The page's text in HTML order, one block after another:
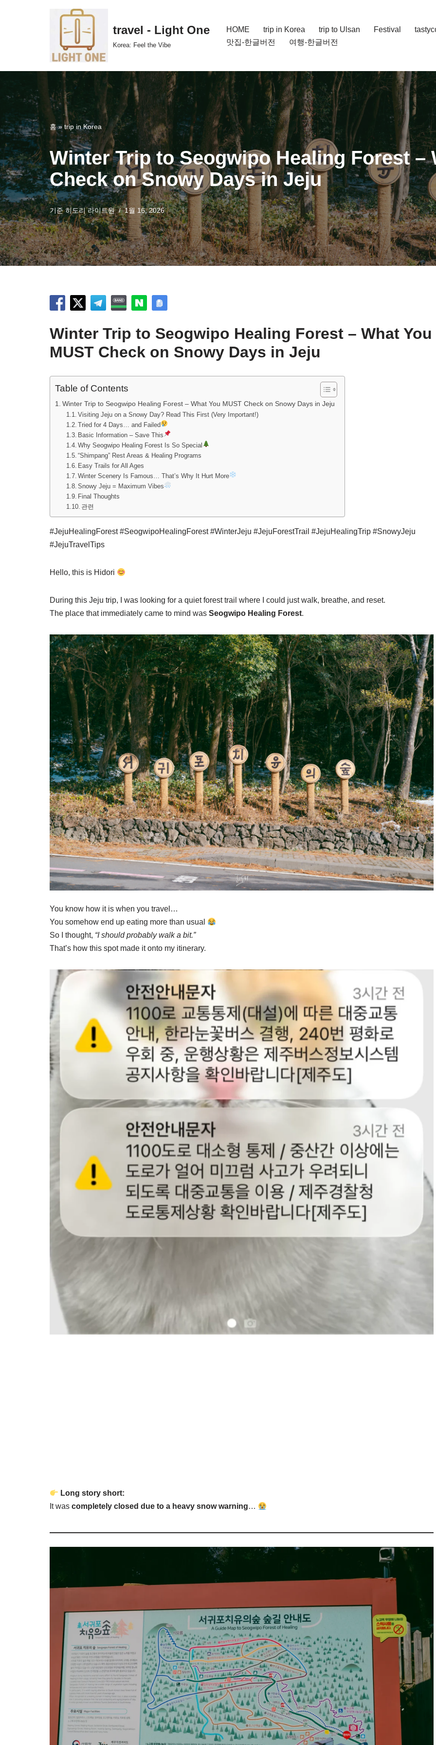
travel - Light One
Korea: Feel the Vibe
HOME trip in Korea trip to Ulsan Festival
맛집-한글버전
여행-한글버전
홈» trip in Korea
Winter Trip to Seogwipo Healing Forest –
Check on Snowy Days in Jeju
기준히도리 라이트원 1월 16, 2026
Winter Trip to Seogwipo Healing Forest – What You
MUST Check on Snowy Days in Jeju
Table of Contents
Winter Trip to Seogwipo Healing Forest – What You MUST Check on Snowy Days in Jeju
Visiting Jeju on a Snowy Day? Read This First (Very Important!)
Tried for 4 Days… and Failed
Basic Information – Save This
Why Seogwipo Healing Forest Is So Special
“Shimpang” Rest Areas & Healing Programs
Easy Trails for All Ages
Winter Scenery Is Famous… That’s Why It Hurt More
Snowy Jeju = Maximum Vibes
Final Thoughts
관련
#JejuHealingForest #SeogwipoHealingForest #WinterJeju #JejuForestTrail #JejuHealingTrip #SnowyJeju
#JejuTravelTips
Hello, this is Hidori
During this Jeju trip, I was looking for a quiet forest trail where I could just walk, breathe, and reset.
The place that immediately came to mind was Seogwipo Healing Forest.
You know how it is when you travel…
You somehow end up eating more than usual
So I thought, “I should probably walk a bit.”
That’s how this spot made it onto my itinerary.
Long story short:
It was completely closed due to a heavy snow warning…